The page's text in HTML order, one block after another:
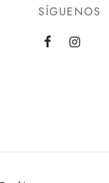
SÍGUENOS